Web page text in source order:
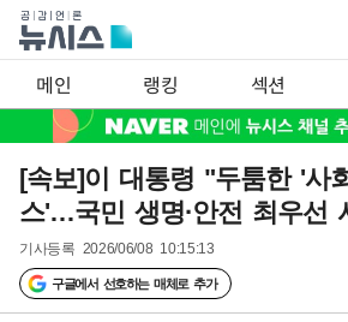
메인 랭킹 섹션
[속보]이 대통령 "두툼한 '사
스'…국민 생명·안전 최우선
기사등록 2026/06/08 10:15:13
구글에서 선호하는 매체로 추가